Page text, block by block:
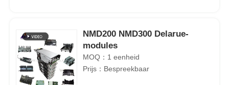
NMD200 NMD300 Delarue-
modules
MOQ：1 eenheid
Prijs：Bespreekbaar